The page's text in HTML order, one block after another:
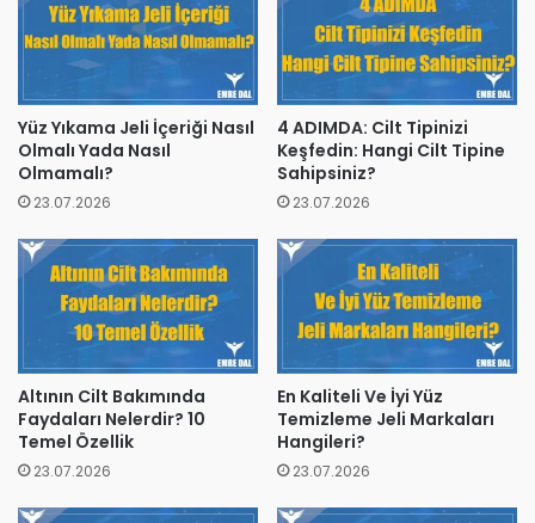
Yüz Yıkama Jeli İçeriği Nasıl
Olmalı Yada Nasıl
Olmamalı?
23.07.2026
4 ADIMDA: Cilt Tipinizi
Keşfedin: Hangi Cilt Tipine
Sahipsiniz?
23.07.2026
Altının Cilt Bakımında
Faydaları Nelerdir? 10
Temel Özellik
23.07.2026
En Kaliteli Ve İyi Yüz
Temizleme Jeli Markaları
Hangileri?
23.07.2026